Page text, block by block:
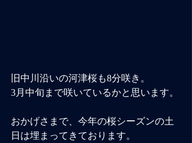
旧中川沿いの河津桜も8分咲き。
3月中旬まで咲いているかと思います。
おかげさまで、今年の桜シーズンの土
日は埋まってきております。